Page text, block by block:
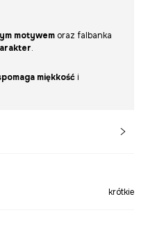
motywem oraz falbanka
.
miękkość i
krótkie